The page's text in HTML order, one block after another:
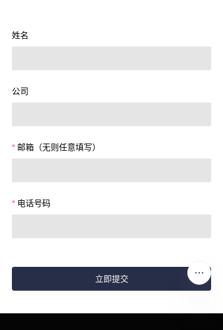
姓名
公司
邮箱（无则任意填写）
电话号码
立即提交